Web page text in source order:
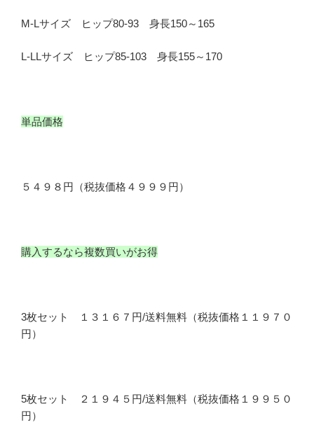
M-Lサイズ ヒップ80-93 身長150～165
L-LLサイズ ヒップ85-103 身長155～170
単品価格
５４９８円（税抜価格４９９９円）
購入するなら複数買いがお得
3枚セット １３１６７円/送料無料（税抜価格１１９７０
円）
5枚セット ２１９４５円/送料無料（税抜価格１９９５０
円）